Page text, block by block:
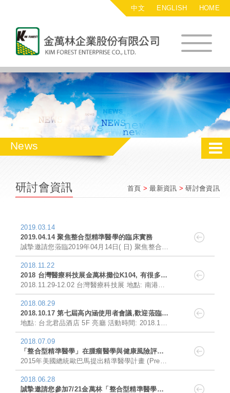
中文 ENGLISH HOME
金萬林
News
研討會資訊 首頁 > 最新資訊 > 研討會資訊
2019.03.14
2019.04.14 聚焦整合型精準醫學的臨床實務
誠摯邀請您蒞臨2019年04月14日( 日) 聚焦整合型精準醫學的臨床實務研討會，面對精準醫學時代的來臨，如何將最新的......
2018.11.22
2018 台灣醫療科技展金萬林攤位K104, 有很多好康,歡迎來參觀~
2018.11.29-12.02 台灣醫療科技展 地點: 南港展覽館 1F 攤位: K104 金萬林企業股份有限......
2018.08.29
2018.10.17 第七屆高內涵使用者會議,歡迎蒞臨指導
地點: 台北君品酒店 5F 亮廳 活動時間: 2018.10.17 8:30-4:30 第七屆高內涵使用者會議，......
2018.07.09
「整合型精準醫學」在腫瘤醫學與健康風險評估的應用
2015年美國總統歐巴馬提出精準醫學計畫 (Precision Medicine Initiative)，接著於2016年接續提出抗癌登月計畫 (Nat......
2018.06.28
誠摯邀請您參加7/21金萬林「整合型精準醫學」在腫瘤醫學與健康風險評估的應用講座